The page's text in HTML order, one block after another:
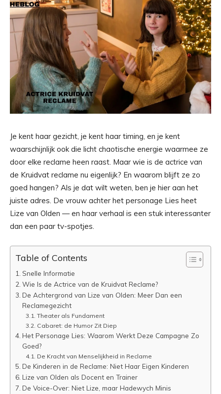
Je kent haar gezicht, je kent haar timing, en je kent
waarschijnlijk ook die licht chaotische energie waarmee ze
door elke reclame heen raast. Maar wie is de actrice van
de Kruidvat reclame nu eigenlijk? En waarom blijft ze zo
goed hangen? Als je dat wilt weten, ben je hier aan het
juiste adres. De vrouw achter het personage Lies heet
Lize van Olden — en haar verhaal is een stuk interessanter
dan een paar tv-spotjes.
Table of Contents
Snelle Informatie
Wie Is de Actrice van de Kruidvat Reclame?
De Achtergrond van Lize van Olden: Meer Dan een
Reclamegezicht
Theater als Fundament
Cabaret: de Humor Zit Diep
Het Personage Lies: Waarom Werkt Deze Campagne Zo
Goed?
De Kracht van Menselijkheid in Reclame
De Kinderen in de Reclame: Niet Haar Eigen Kinderen
Lize van Olden als Docent en Trainer
De Voice-Over: Niet Lize, maar Hadewych Minis